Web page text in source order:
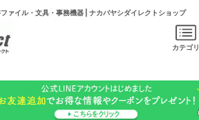
ァイル・文具・事務機器 | ナカバヤシダイレクトショップ
カテゴリ